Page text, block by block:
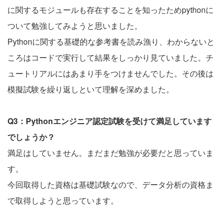
に関するモジュールも存在することを知ったためpythonに
ついて勉強してみようと思いました。
Pythonに関する基礎的な参考書を読み漁り、わからないと
ころはコードで実行して結果をしっかり見ていました。チ
ュートリアルにはあまり手をつけませんでした。その後は
模擬試験を繰り返しといて理解を深めました。
Q3：Pythonエンジニア認定試験を受けて満足しています
でしょうか？
満足はしていません。まだまだ勉強が必要だと思っていま
す。
今回取得した資格は基礎試験なので、データ分析の資格ま
で取得しようと思っています。